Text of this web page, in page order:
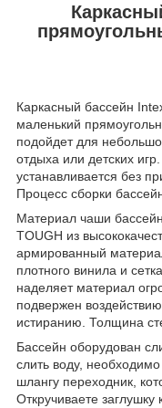
Каркасный бассейн
маленький
подойдет для
отдыха или детских
устанавливается без
Процесс сборки
Материал чаши
TOUGH из
армированный
плотного винила и
наделяет материал
подвержен
истиранию. Толщина
Бассейн оборудован
слить воду,
шлангу переходник,
Откручиваете